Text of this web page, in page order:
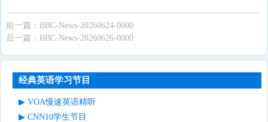
前一篇： BBC-News-20260624-0000
后一篇： BBC-News-20260626-0000
经典英语学习节目
VOA慢速英语精听
CNN10学生节目